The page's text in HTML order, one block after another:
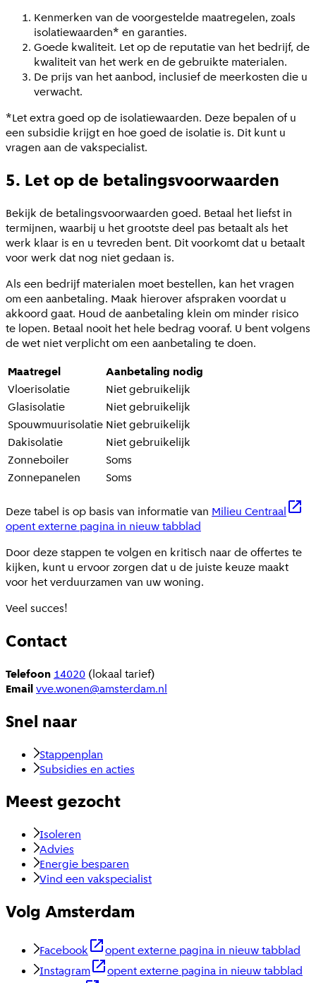
Kenmerken van de voorgestelde maatregelen, zoals
isolatiewaarden* en garanties.
Goede kwaliteit. Let op de reputatie van het bedrijf, de
kwaliteit van het werk en de gebruikte materialen.
De prijs van het aanbod, inclusief de meerkosten die u
verwacht.
*Let extra goed op de isolatiewaarden. Deze bepalen of u
een subsidie krijgt en hoe goed de isolatie is. Dit kunt u
vragen aan de vakspecialist.
5. Let op de betalingsvoorwaarden
Bekijk de betalingsvoorwaarden goed. Betaal het liefst in
termijnen, waarbij u het grootste deel pas betaalt als het
werk klaar is en u tevreden bent. Dit voorkomt dat u betaalt
voor werk dat nog niet gedaan is.
Als een bedrijf materialen moet bestellen, kan het vragen
om een aanbetaling. Maak hierover afspraken voordat u
akkoord gaat. Houd de aanbetaling klein om minder risico
te lopen. Betaal nooit het hele bedrag vooraf. U bent volgens
de wet niet verplicht om een aanbetaling te doen.
Maatregel
Aanbetaling nodig
Vloerisolatie
Niet gebruikelijk
Glasisolatie
Niet gebruikelijk
Spouwmuurisolatie Niet gebruikelijk
Dakisolatie
Niet gebruikelijk
Zonneboiler
Soms
Zonnepanelen
Soms
Deze tabel is op basis van informatie van Milieu Centraal
opent externe pagina in nieuw tabblad
Door deze stappen te volgen en kritisch naar de offertes te
kijken, kunt u ervoor zorgen dat u de juiste keuze maakt
voor het verduurzamen van uw woning.
Veel succes!
Contact
Telefoon 14020 (lokaal tarief)
Emailvve.wonen@amsterdam.nl
Snel naar
Stappenplan
Subsidies en acties
Meest gezocht
Isoleren
Advies
Energie besparen
Vind een vakspecialist
Volg Amsterdam
Facebook
opent externe pagina in nieuw tabblad
Instagram
opent externe pagina in nieuw tabblad